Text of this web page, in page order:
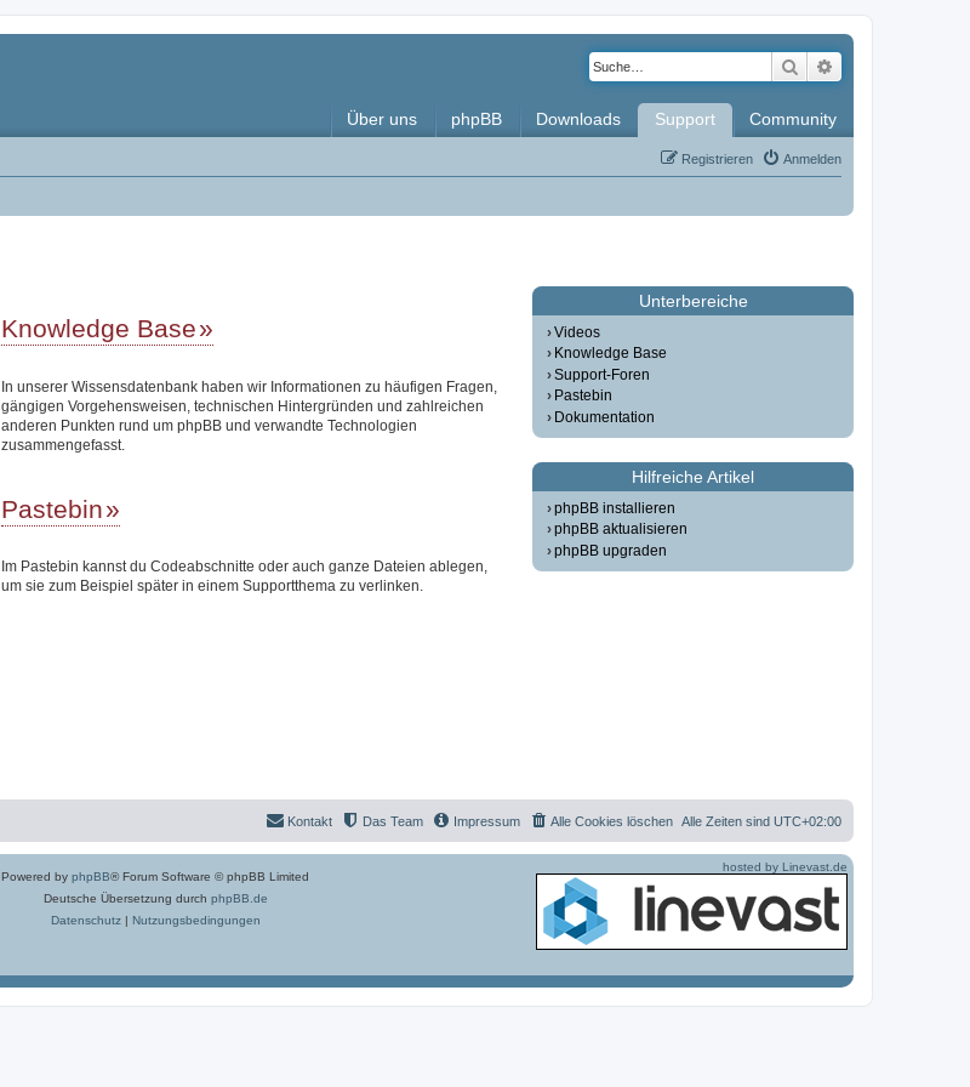
Suche
Über uns phpBB Downloads Support Community
Anmelden
Registrieren
Knowledge Base
In unserer Wissensdatenbank haben wir Informationen zu häufigen Fragen,
gängigen Vorgehensweisen, technischen Hintergründen und zahlreichen
anderen Punkten rund um phpBB und verwandte Technologien
zusammengefasst.
Pastebin
Im Pastebin kannst du Codeabschnitte oder auch ganze Dateien ablegen,
um sie zum Beispiel später in einem Supportthema zu verlinken.
Unterbereiche
Videos
Knowledge Base
Support-Foren
Pastebin
Dokumentation
Hilfreiche Artikel
phpBB installieren
phpBB aktualisieren
phpBB upgraden
Alle Zeiten sind UTC+02:00
Alle Cookies löschen
Impressum
Das Team
Kontakt
Powered by phpBB® Forum Software © phpBB Limited
Deutsche Übersetzung durch phpBB.de
Datenschutz| Nutzungsbedingungen
hosted by Linevast.de